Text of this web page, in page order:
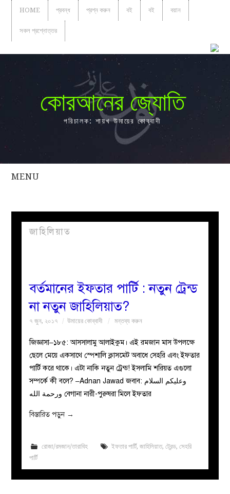
HOME প্রবন্ধ প্রশ্ন করুন বই বই বয়ান
সকল প্রশ্নোত্তর
কোরআনের জ্যোতি
পরিচালক: শায়খ উমায়ের কোব্বাদী
MENU
সকল
প্রবন্ধ
নারীদের
পাতা
মজলিস
প্রশ্ন
করুন
জাহিলিয়াত
বর্তমানের ইফতার পার্টি : নতুন ট্রেন্ড
না নতুন জাহিলিয়াত?
৭ জুন, ২০১৭ উমায়ের কোব্বাদী মন্তব্য করুন
জিজ্ঞাসা–১৮৫: আসসালামু আলাইকুম। এই রমজান মাস উপলক্ষে
ছেলে মেয়ে একসাথে স্পেশালি ক্লাসমেট অবাধে সেহরি এবং ইফতার
পার্টি করে থাকে। এটা নাকি নতুন ট্রেন্ড! ইসলামি শরিয়ত এগুলো
সম্পর্কে কী বলে? –Adnan Jawad জবাব: وعليكم السلام
ورحمة الله বেগানা নারী-পুরুষরা মিলে ইফতার
বিস্তারিত পড়ুন →
রোজা/রমজান/তারাবিহ ইফতার পার্টি, জাহিলিয়াত, ট্রেন্ড, সেহরি
পার্টি